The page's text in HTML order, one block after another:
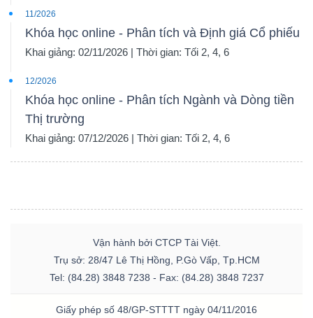
11/2026
Khóa học online - Phân tích và Định giá Cổ phiếu
Khai giảng: 02/11/2026 | Thời gian: Tối 2, 4, 6
12/2026
Khóa học online - Phân tích Ngành và Dòng tiền
Thị trường
Khai giảng: 07/12/2026 | Thời gian: Tối 2, 4, 6
Vận hành bởi CTCP Tài Việt.
Trụ sở: 28/47 Lê Thị Hồng, P.Gò Vấp, Tp.HCM
Tel: (84.28) 3848 7238 - Fax: (84.28) 3848 7237
Giấy phép số 48/GP-STTTT ngày 04/11/2016